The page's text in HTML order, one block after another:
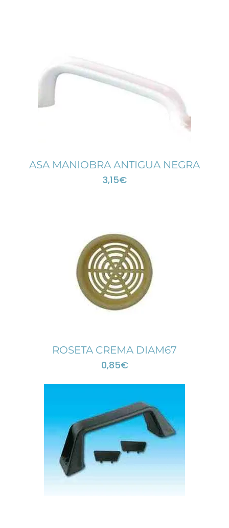
ASA MANIOBRA ANTIGUA NEGRA
3,15€
ROSETA CREMA DIAM67
0,85€